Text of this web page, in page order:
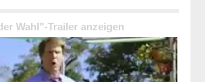
Wahl"-Trailer anzeigen